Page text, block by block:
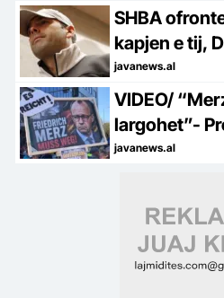
marrëveshja
SHBA
kapjen e tij,
drejt Irlandës
organizatës
“Kinahan”!
javanews.al
VIDEO/
largohet”-
Gjermani,
AFD-së
javanews.al